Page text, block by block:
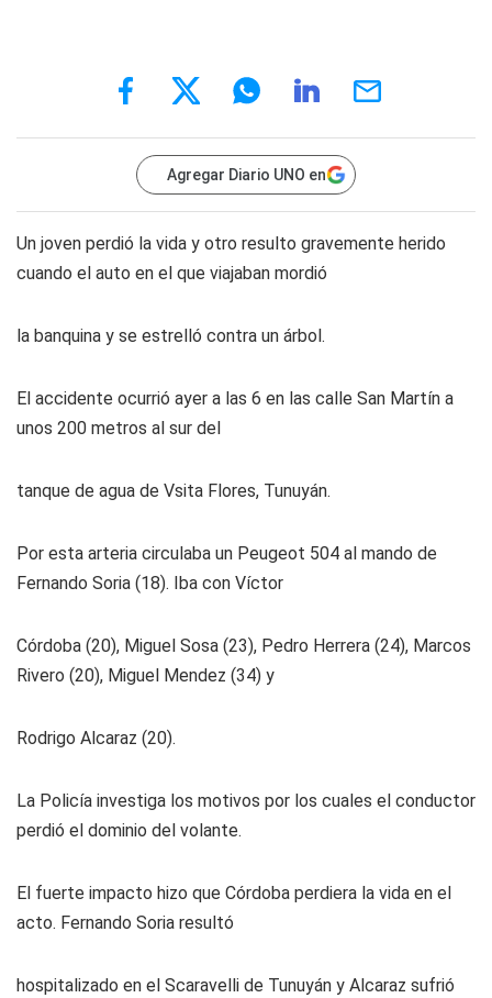
Agregar Diario UNO en
Un joven perdió la vida y otro resulto gravemente herido
cuando el auto en el que viajaban mordió
la banquina y se estrelló contra un árbol.
El accidente ocurrió ayer a las 6 en las calle San Martín a
unos 200 metros al sur del
tanque de agua de Vsita Flores, Tunuyán.
Por esta arteria circulaba un Peugeot 504 al mando de
Fernando Soria (18). Iba con Víctor
Córdoba (20), Miguel Sosa (23), Pedro Herrera (24), Marcos
Rivero (20), Miguel Mendez (34) y
Rodrigo Alcaraz (20).
La Policía investiga los motivos por los cuales el conductor
perdió el dominio del volante.
El fuerte impacto hizo que Córdoba perdiera la vida en el
acto. Fernando Soria resultó
hospitalizado en el Scaravelli de Tunuyán y Alcaraz sufrió